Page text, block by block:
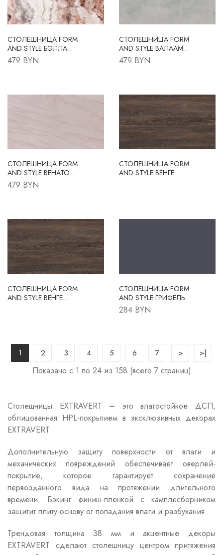
СТОЛЕШНИЦА FORM
AND STYLE БЭЛЛА
РОССА FS808 S1
4200X600X38 R3
479 BYN
СТОЛЕШНИЦА FORM
AND STYLE ВАЛААМ
СВЕТЛО-СЕРЫЙ FS910
S10 4200X600X38 R3
479 BYN
СТОЛЕШНИЦА FORM
AND STYLE ВЕНАТО
СЕРЫЙ FS122 S1
4200X600X38 R3
479 BYN
СТОЛЕШНИЦА FORM
AND STYLE ВЕНГЕ
СТОЛЕШНИЦА FORM
AND STYLE ВЕНГЕ
СТОЛЕШНИЦА FORM
AND STYLE ГРИФЕЛЬ
FS014 S2
3050X600X38 R3
284 BYN
1 2 3 4 5 6 7 > >|
Показано с 1 по 24 из 158 (всего 7 страниц)
Столешницы EXTRAVERT – это влагостойкое ДСП,
облицованная HPL-покрытием в эксклюзивных декорах
EXTRAVERT.
Дополнительную защиту поверхности от влаги и
механических повреждений обеспечивает оверлей-
покрытие, которое гарантирует сохранение
первозданного вида на протяжении длительного
времени. Бэкинг финиш-пленкой с камплесборником
защитит плиту-основу от попадания влаги и разбухания.
Трендовая толщина 38 мм и акцентные декоры
EXTRAVERT сделают столешницу центром притяжения